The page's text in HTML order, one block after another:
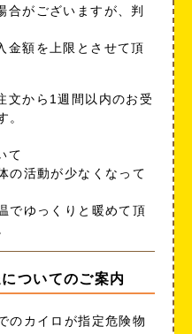
合がございますが、判
金額を上限とさせて頂
文から1週間以内のお受
。
て
の活動が少なくなって
でゆっくりと暖めて頂
ついてのご案内
のカイロが指定危険物